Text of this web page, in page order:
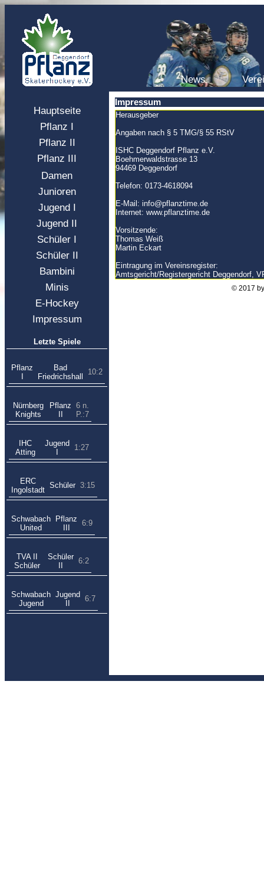
News
Hauptseite
Pflanz I
Pflanz II
Pflanz III
Damen
Junioren
Jugend I
Jugend II
Schüler I
Schüler II
Bambini
Minis
E-Hockey
Impressum
Letzte Spiele
Pflanz
Bad
Friedrichshall
10:2
Nürnberg
Knights
Pflanz 6 n.
P.:7
IHC
Atting
Jugend
1:27
ERC
Ingolstadt
Schüler 3:15
Schwabach
United
Pflanz 6:9
TVA II
Schüler
Schüler 6:2
Schwabach
Jugend
Jugend 6:7
Impressum
Herausgeber
Angaben nach § 5 TMG/§ 55 RStV
ISHC Deggendorf Pflanz e.V.
Boehmerwaldstrasse 13
94469 Deggendorf
Telefon: 0173-4618094
E-Mail: info@pflanztime.de
Internet: www.pflanztime.de
Vorsitzende:
Thomas Weiß
Martin Eckart
Eintragung im Vereinsregister:
Amtsgericht/Registergericht Deggendorf,
© 2017